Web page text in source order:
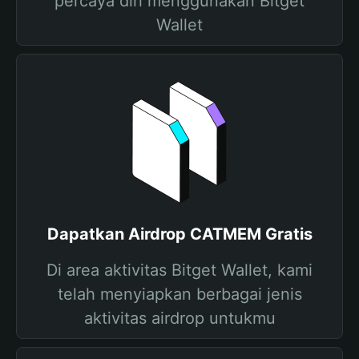
Wallet
Dapatkan Airdrop CATMEM Gratis
Di area aktivitas Bitget Wallet, kami
telah menyiapkan berbagai jenis
aktivitas airdrop untukmu